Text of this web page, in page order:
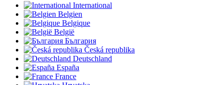
International
Belgien
Belgique
België
България
Česká republika
Deutschland
España
France